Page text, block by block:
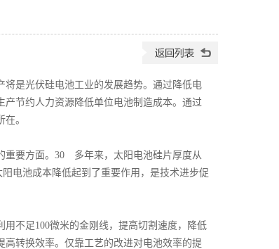
是光伏硅电池工业的发展趋势。通过降低电
节约人力资源降低单位电池制造成本。通过
。
要方面。30 多年来，太阳电池硅片厚度从
电池成本降低起到了重要作用，是技术进步促
不足100微米的金刚线，提高切割速度，降低
转换效率。仅靠工艺的改进对电池效率的提